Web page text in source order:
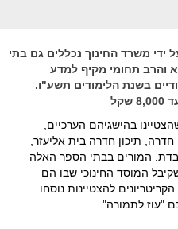
משרד החינוך נכללים גם בתי
והרב תחומי מקיף למדע
בשנת הלימודים תשע"ו.
והתיכונים שהצטיינו בהישגיהם הערכיים,
הספר מחדרה: גימנסיה חדרה, תיכון חדרה בית אליעזר,
המורים בבתי הספר האלה
שקל, בהתאם לדירוג שקיבל המוסד החינוכי שבו הם
להצטיינות נוסחו
"עוז לתמורה".